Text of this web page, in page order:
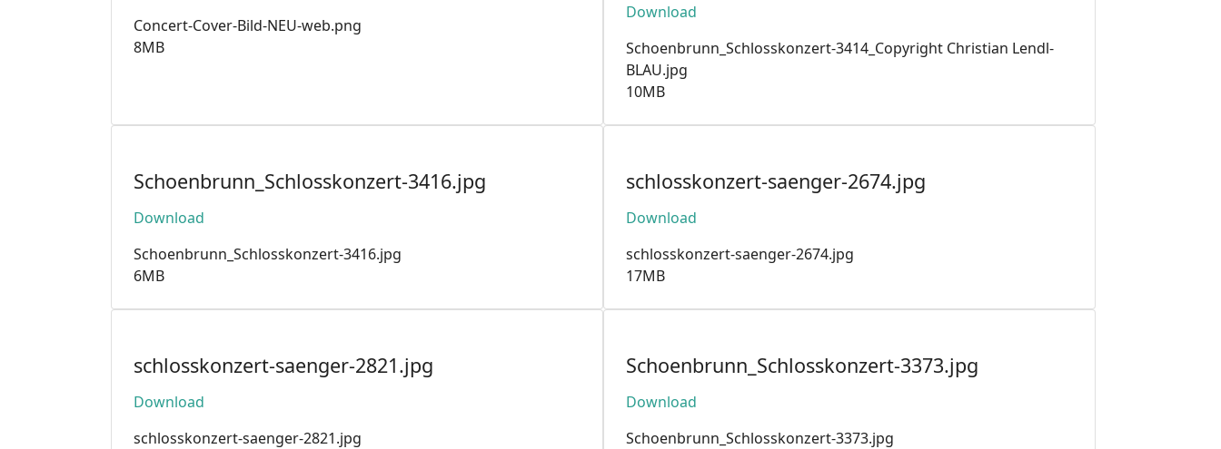
Concert-Cover-Bild-NEU-web.png
8MB
Download
Schoenbrunn_Schlosskonzert-3414_Copyright Christian Lendl-
BLAU.jpg
10MB
Schoenbrunn_Schlosskonzert-3416.jpg
Download
Schoenbrunn_Schlosskonzert-3416.jpg
6MB
schlosskonzert-saenger-2674.jpg
Download
schlosskonzert-saenger-2674.jpg
17MB
schlosskonzert-saenger-2821.jpg
Download
schlosskonzert-saenger-2821.jpg
Schoenbrunn_Schlosskonzert-3373.jpg
Download
Schoenbrunn_Schlosskonzert-3373.jpg